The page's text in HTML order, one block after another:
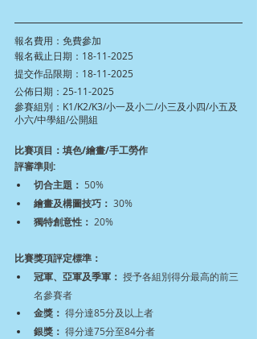
報名費用：免費參加
報名截止日期：18-11-2025
提交作品限期：18-11-2025
公佈日期：25-11-2025
參賽組別：K1/K2/K3/小一及小二/小三及小四/小五及
小六/中學組/公開組
比賽項目：填色/繪畫/手工勞作
評審準則:
切合主題： 50%
繪畫及構圖技巧： 30%
獨特創意性： 20%
比賽獎項評定標準：
冠軍、亞軍及季軍： 授予各組別得分最高的前三
名參賽者
金獎： 得分達85分及以上者
銀獎： 得分達75分至84分者